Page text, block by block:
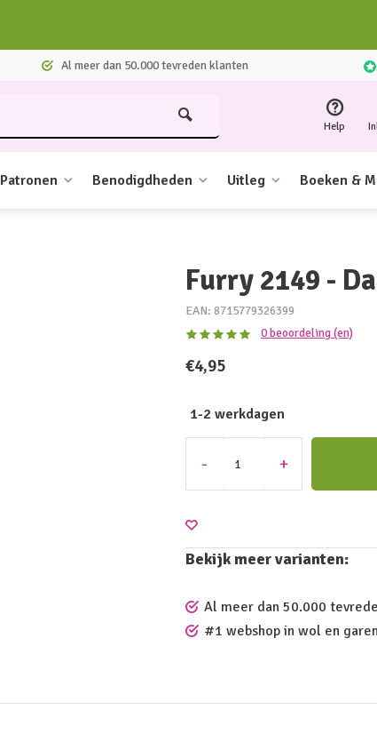
Al meer dan 50.000 tevreden klanten
Help
Patronen Benodigdheden Uitleg Boeken &
Furry 2149 -
EAN: 8715779326399
0 beoordeling (en)
€4,95
1-2 werkdagen
- +
Bekijk meer varianten:
Al meer dan 50.000
#1 webshop in wol en